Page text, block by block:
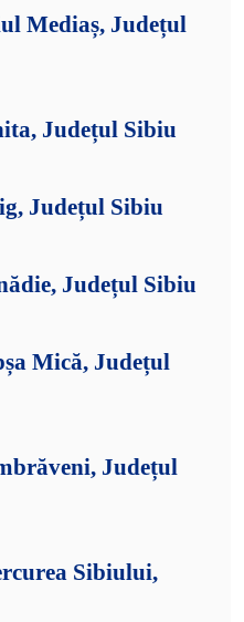
Mediaș, Județul
Județul Sibiu
Județul Sibiu
Județul Sibiu
Mică, Județul
Județul
Sibiului,